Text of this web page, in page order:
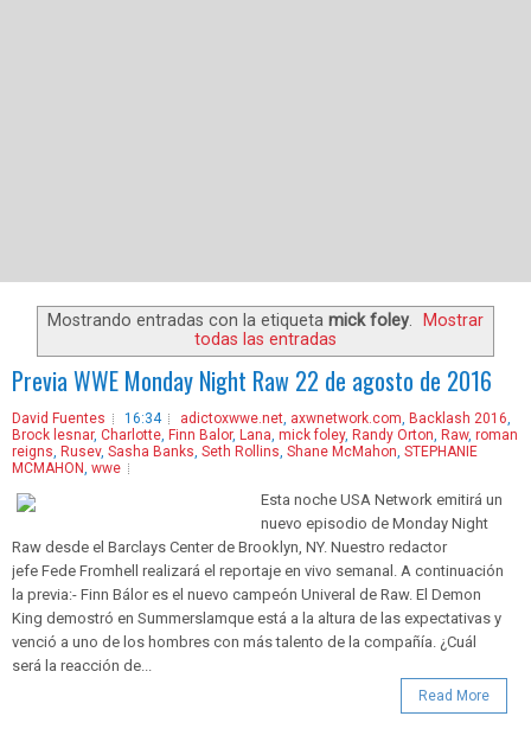
Mostrando entradas con la etiqueta mick foley.
Mostrar
todas las entradas
Previa WWE Monday Night Raw 22 de agosto de 2016
David Fuentes 16:34 adictoxwwe.net axwnetwork.com Backlash 2016
Brock lesnar, Charlotte Finn Balor, Lana mick foley, Randy Orton Raw, roman
reigns Rusev, Sasha Banks Seth Rollins Shane McMahon STEPHANIE
MCMAHON wwe
Esta noche USA Network emitirá un
nuevo episodio de Monday Night
Raw desde el Barclays Center de Brooklyn, NY. Nuestro redactor
jefe Fede Fromhell realizará el reportaje en vivo semanal. A continuación
la previa:- Finn Bálor es el nuevo campeón Univeral de Raw. El Demon
King demostró en Summerslamque está a la altura de las expectativas y
venció a uno de los hombres con más talento de la compañía. ¿Cuál
será la reacción de...
Read More